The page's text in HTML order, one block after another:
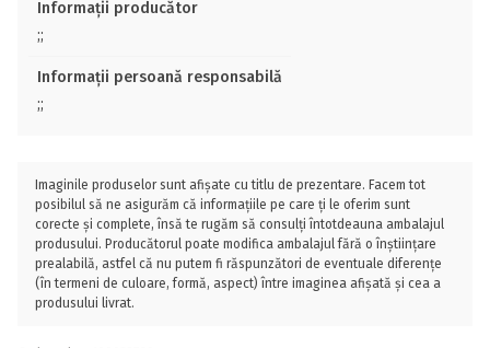
Informații producător
;;
Informații persoană responsabilă
;;
Imaginile produselor sunt afișate cu titlu de prezentare. Facem tot
posibilul să ne asigurăm că informațiile pe care ți le oferim sunt
corecte și complete, însă te rugăm să consulți întotdeauna ambalajul
produsului. Producătorul poate modifica ambalajul fără o înștiințare
prealabilă, astfel că nu putem fi răspunzători de eventuale diferențe
(în termeni de culoare, formă, aspect) între imaginea afișată și cea a
produsului livrat.